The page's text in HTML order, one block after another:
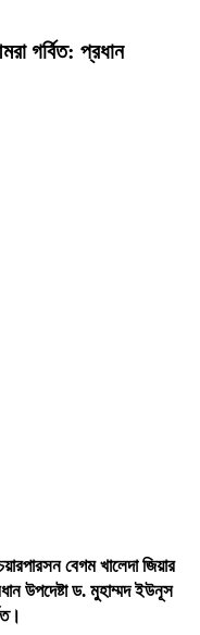
গর্বিত: প্রধান
বেগম খালেদা জিয়ার
উপদেষ্টা ড. মুহাম্মদ ইউনূস